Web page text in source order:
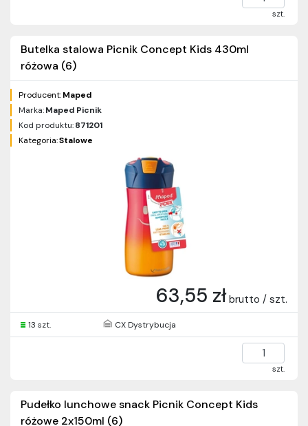
szt.
Butelka stalowa Picnik Concept Kids 430ml
różowa (6)
Producent:Maped
Marka:Maped Picnik
Kod produktu:871201
Kategoria:Stalowe
63,55 zł brutto / szt.
13 szt. CX Dystrybucja
szt.
Pudełko lunchowe snack Picnik Concept Kids
różowe 2x150ml (6)